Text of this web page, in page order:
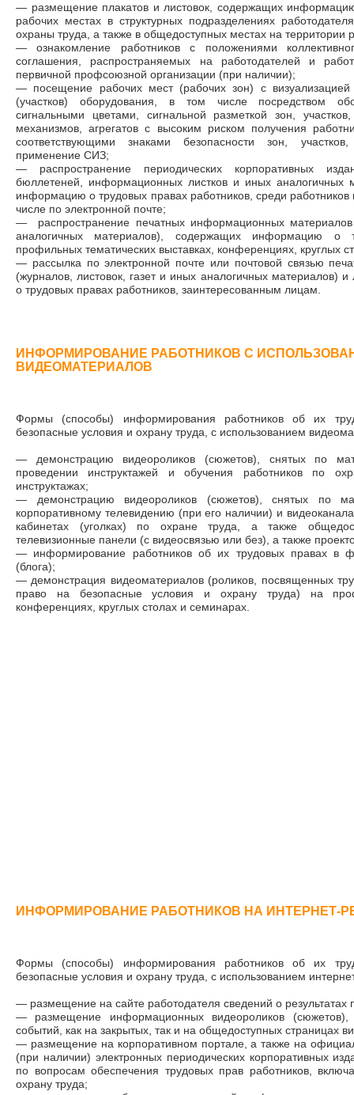
— размещение плакатов и листовок, содержащих
рабочих местах в структурных подразделениях
охраны труда, а также в общедоступных местах на территории
— ознакомление работников с положениями
соглашения, распространяемых на работодателей и
первичной профсоюзной организации (при наличии);
— посещение рабочих мест (рабочих зон) с
(участков) оборудования, в том числе посредством
сигнальными цветами, сигнальной разметкой зон,
механизмов, агрегатов с высоким риском получения
соответствующими знаками безопасности зон,
применение СИЗ;
— распространение периодических корпоративных
бюллетеней, информационных листков и иных аналогичных
информацию о трудовых правах работников, среди
числе по электронной почте;
— распространение печатных информационных материалов
аналогичных материалов), содержащих информацию о
профильных тематических выставках, конференциях, круглых
— рассылка по электронной почте или почтовой связью
(журналов, листовок, газет и иных аналогичных материалов)
о трудовых правах работников, заинтересованным лицам.
ИНФОРМИРОВАНИЕ РАБОТНИКОВ С
ВИДЕОМАТЕРИАЛОВ
Формы (способы) информирования работников об их
безопасные условия и охрану труда, с использованием
— демонстрацию видеороликов (сюжетов), снятых по
проведении инструктажей и обучения работников по
инструктажах;
— демонстрацию видеороликов (сюжетов), снятых по
корпоративному телевидению (при его наличии) и
кабинетах (уголках) по охране труда, а также
телевизионные панели (с видеосвязью или без), а также
— информирование работников об их трудовых правах в
(блога);
— демонстрация видеоматериалов (роликов, посвященных
право на безопасные условия и охрану труда) на
конференциях, круглых столах и семинарах.
ИНФОРМИРОВАНИЕ РАБОТНИКОВ НА ИНТЕРНЕТ-
Формы (способы) информирования работников об их
безопасные условия и охрану труда, с использованием
— размещение на сайте работодателя сведений о
— размещение информационных видеороликов
событий, как на закрытых, так и на общедоступных страницах
— размещение на корпоративном портале, а также на
(при наличии) электронных периодических корпоративных
по вопросам обеспечения трудовых прав работников,
охрану труда;